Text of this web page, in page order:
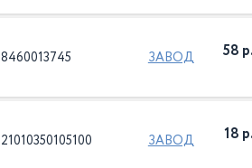
8460013745 ЗАВОД 58 р.
21010350105100 ЗАВОД 18 р.